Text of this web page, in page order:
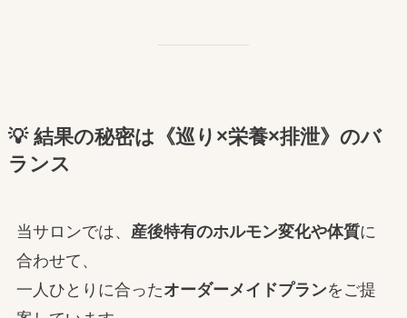
💡 結果の秘密は《巡り×栄養×排泄》のバ
ランス
当サロンでは、 産後特有のホルモン変化や体質に
合わせて、
一人ひとりに合ったオーダーメイドプランをご提